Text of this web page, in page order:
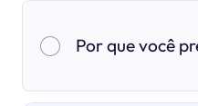
Por que você